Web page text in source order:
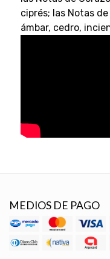
ciprés; las Notas
ámbar, cedro,
MEDIOS DE PAGO